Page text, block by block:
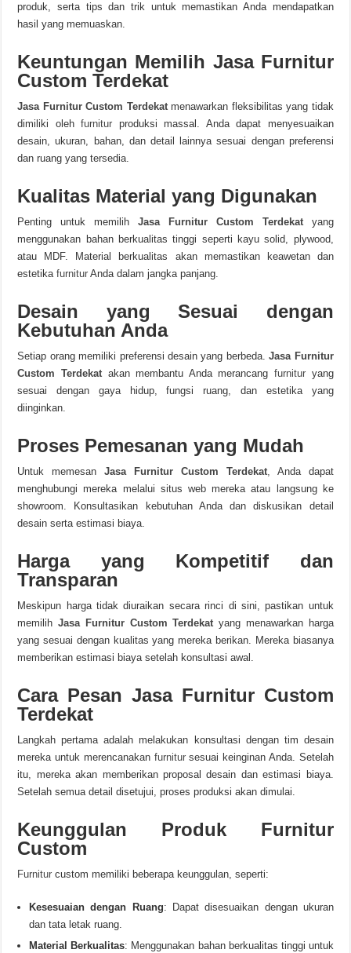
produk, serta tips dan trik untuk memastikan Anda mendapatkan
hasil yang memuaskan.
Keuntungan Memilih Jasa Furnitur
Custom Terdekat
Jasa Furnitur Custom Terdekat menawarkan fleksibilitas yang tidak
dimiliki olehfurnitur produksi massal. Anda dapat menyesuaikan
desain, ukuran, bahan, dan detail lainnya sesuai dengan preferensi
dan ruang yang tersedia.
Kualitas Material yang Digunakan
Penting untuk memilih Jasa Furnitur Custom Terdekatyang
menggunakan bahan berkualitas tinggi seperti kayu solid, plywood,
atau MDF. Material berkualitas akan memastikan keawetan dan
estetikafurnitur Anda dalam jangka panjang.
Desain yang Sesuai dengan
Kebutuhan Anda
Setiap orang memiliki preferensi desain yang berbeda.Jasa Furnitur
Custom Terdekat akan membantu Anda merancang furnitur yang
sesuai dengan gaya hidup, fungsi ruang, dan estetika yang
diinginkan.
Proses Pemesanan yang Mudah
Untuk memesan Jasa Furnitur Custom Terdekat, Anda dapat
menghubungi mereka melalui situs web mereka atau langsung ke
showroom. Konsultasikan kebutuhan Anda dan diskusikan detail
desain serta estimasi biaya.
Harga yang Kompetitif dan
Transparan
Meskipun harga tidak diuraikan secara rinci di sini, pastikan untuk
memilihJasa Furnitur Custom Terdekatyang menawarkan harga
yang sesuai dengan kualitas yang mereka berikan. Mereka biasanya
memberikan estimasi biaya setelah konsultasi awal.
Cara Pesan Jasa Furnitur Custom
Terdekat
Langkah pertama adalah melakukan konsultasi dengan tim desain
mereka untuk merencanakanfurnitursesuai keinginan Anda. Setelah
itu, mereka akan memberikan proposal desain dan estimasi biaya.
Setelah semua detail disetujui, proses produksi akan dimulai.
Keunggulan Produk Furnitur
Custom
Furnitur custom memiliki beberapa keunggulan, seperti:
Kesesuaian dengan Ruang: Dapat disesuaikan dengan ukuran
dan tata letak ruang.
Material Berkualitas: Menggunakan bahan berkualitas tinggi untuk